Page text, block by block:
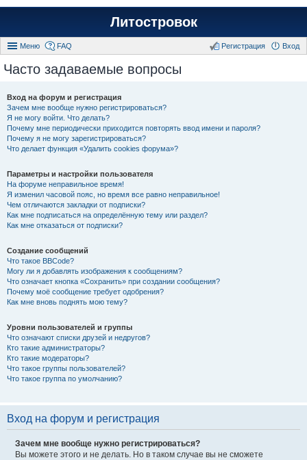
Литостровок
Меню FAQ Вход
Регистрация
Часто задаваемые вопросы
Вход на форум и регистрация
Зачем мне вообще нужно регистрироваться?
Я не могу войти. Что делать?
Почему мне периодически приходится повторять ввод имени и пароля?
Почему я не могу зарегистрироваться?
Что делает функция «Удалить cookies форума»?
Параметры и настройки пользователя
На форуме неправильное время!
Я изменил часовой пояс, но время все равно неправильное!
Чем отличаются закладки от подписки?
Как мне подписаться на определённую тему или раздел?
Как мне отказаться от подписки?
Создание сообщений
Что такое BBCode?
Могу ли я добавлять изображения к сообщениям?
Что означает кнопка «Сохранить» при создании сообщения?
Почему моё сообщение требует одобрения?
Как мне вновь поднять мою тему?
Уровни пользователей и группы
Что означают списки друзей и недругов?
Кто такие администраторы?
Кто такие модераторы?
Что такое группы пользователей?
Что такое группа по умолчанию?
Вход на форум и регистрация
Зачем мне вообще нужно регистрироваться?
Вы можете этого и не делать. Но в таком случае вы не сможете